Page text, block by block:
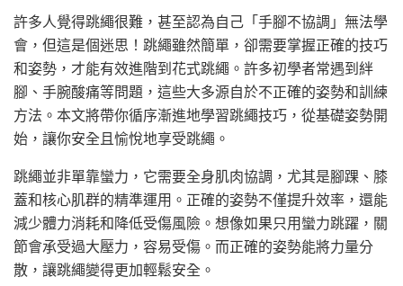
許多人覺得跳繩很難，甚至認為自己「手腳不協調」無法學
會，但這是個迷思！跳繩雖然簡單，卻需要掌握正確的技巧
和姿勢，才能有效進階到花式跳繩。許多初學者常遇到絆
腳、手腕酸痛等問題，這些大多源自於不正確的姿勢和訓練
方法。本文將帶你循序漸進地學習跳繩技巧，從基礎姿勢開
始，讓你安全且愉悅地享受跳繩。
跳繩並非單靠蠻力，它需要全身肌肉協調，尤其是腳踝、膝
蓋和核心肌群的精準運用。正確的姿勢不僅提升效率，還能
減少體力消耗和降低受傷風險。想像如果只用蠻力跳躍，關
節會承受過大壓力，容易受傷。而正確的姿勢能將力量分
散，讓跳繩變得更加輕鬆安全。